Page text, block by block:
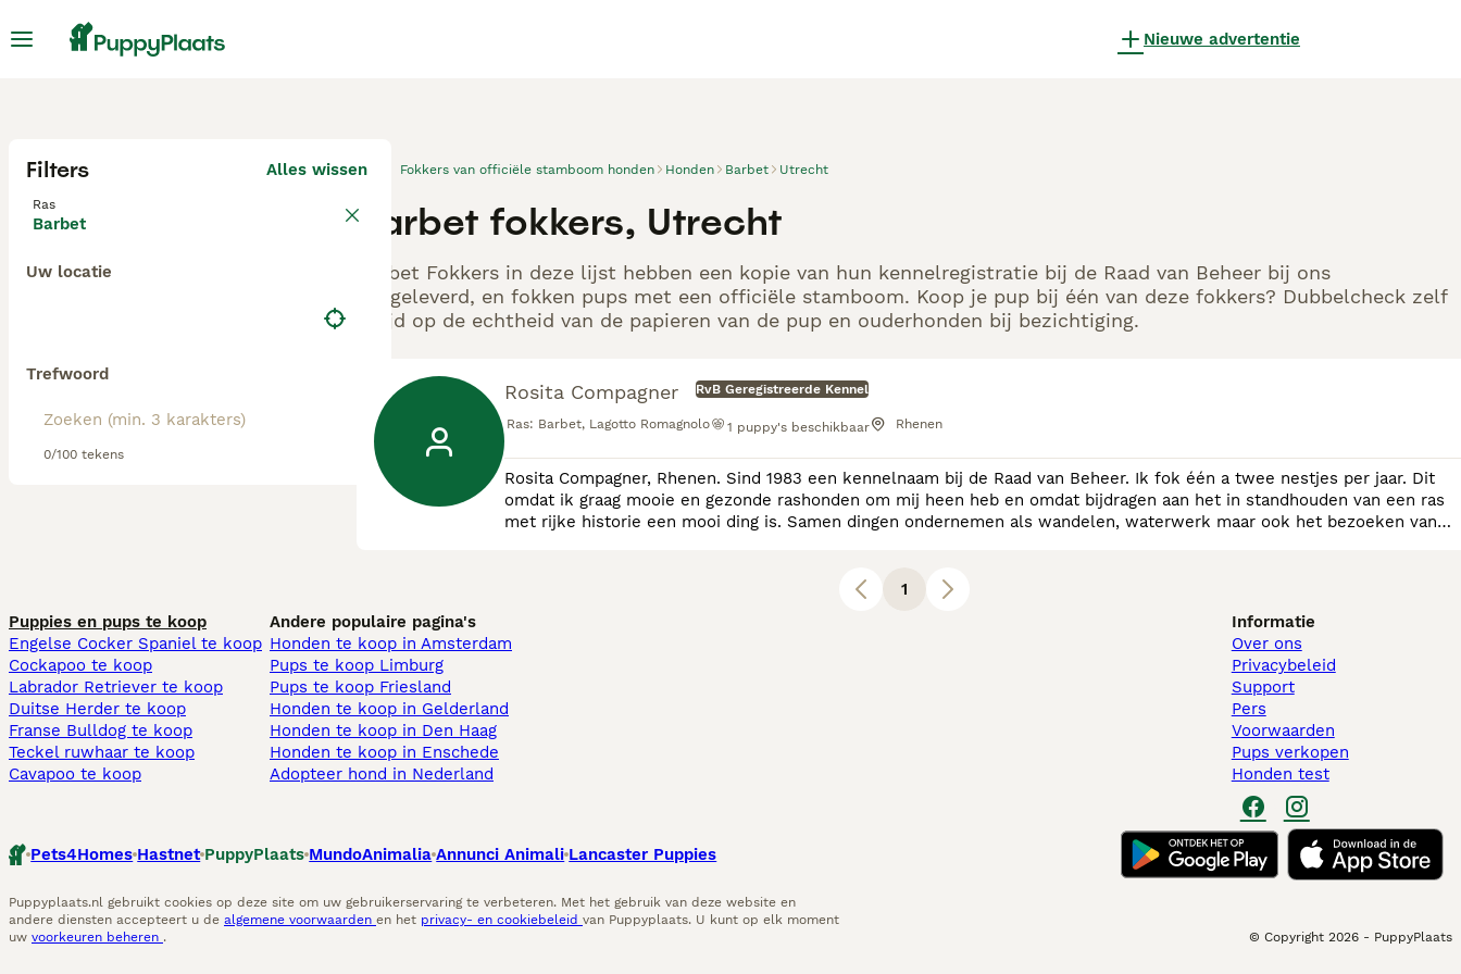
Nieuwe advertentie
Filters Alles wissen
Ras
Barbet
Uw locatie
Trefwoord
0/100 tekens
Fokkers van officiële stamboom honden Honden Barbet Utrecht
Barbet fokkers, Utrecht
Barbet Fokkers in deze lijst hebben een kopie van hun kennelregistratie bij de Raad van Beheer bij ons
aangeleverd, en fokken pups met een officiële stamboom. Koop je pup bij één van deze fokkers? Dubbelcheck zelf
altijd op de echtheid van de papieren van de pup en ouderhonden bij bezichtiging.
Rosita Compagner RvB Geregistreerde Kennel
Ras: Barbet, Lagotto Romagnolo 1 puppy's beschikbaar Rhenen
Rosita Compagner, Rhenen. Sind 1983 een kennelnaam bij de Raad van Beheer. Ik fok één a twee nestjes per jaar. Dit
omdat ik graag mooie en gezonde rashonden om mij heen heb en omdat bijdragen aan het in standhouden van een ras
met rijke historie een mooi ding is. Samen dingen ondernemen als wandelen, waterwerk maar ook het bezoeken van
1
Puppies en pups te koop
Engelse Cocker Spaniel te koop
Cockapoo te koop
Labrador Retriever te koop
Duitse Herder te koop
Franse Bulldog te koop
Teckel ruwhaar te koop
Cavapoo te koop
Andere populaire pagina's
Honden te koop in Amsterdam
Pups te koop Limburg​
Pups te koop Friesland​
Honden te koop in Gelderland
Honden te koop in Den Haag
Honden te koop in Enschede
Adopteer hond in Nederland
Informatie
Over ons
Privacybeleid
Support
Pers
Voorwaarden
Pups verkopen
Honden test
Pets4Homes Hastnet PuppyPlaats MundoAnimalia Annunci Animali Lancaster Puppies
Puppyplaats.nl gebruikt cookies op deze site om uw gebruikerservaring te verbeteren. Met het gebruik van deze website en
andere diensten accepteert u de algemene voorwaarden en het privacy- en cookiebeleid van Puppyplaats. U kunt op elk moment
uw voorkeuren beheren . © Copyright 2026 - PuppyPlaats